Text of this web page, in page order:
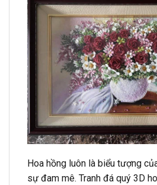
Hoa hồng luôn là biểu tượng
sự đam mê. Tranh đá quý 3D